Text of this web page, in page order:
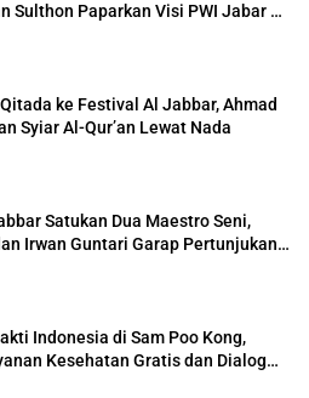
Sulthon Paparkan Visi PWI Jabar di
ke Festival Al Jabbar, Ahmad
Syiar Al-Qur’an Lewat Nada
Satukan Dua Maestro Seni,
Irwan Guntari Garap Pertunjukan
Indonesia di Sam Poo Kong,
Kesehatan Gratis dan Dialog